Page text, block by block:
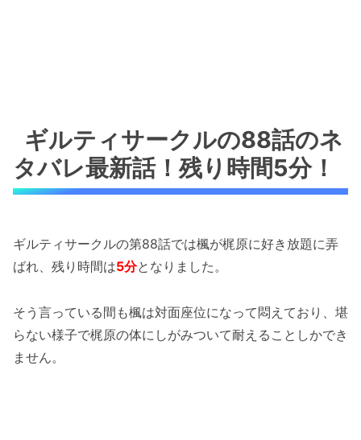
ギルティサークルの88話のネ
タバレ最新話！残り時間5分！
ギルティサークルの第88話では楓が梶原に好き放題に弄
ばれ、残り時間は5分となりました。
そう言っている間も楓は対面座位になって悶えており、堪
らない様子で梶原の体にしがみついて耐えることしかでき
ません。